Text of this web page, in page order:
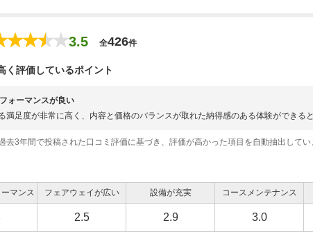
3.5 全426件
く評価しているポイント
ォーマンスが良い
満足度が非常に高く、内容と価格のバランスが取れた納得感のある体験ができると
去3年間で投稿された口コミ評価に基づき、評価が高かった項目を自動抽出してい
マンス フェアウェイが広い 設備が充実 コースメンテナンス
2.5 2.9 3.0